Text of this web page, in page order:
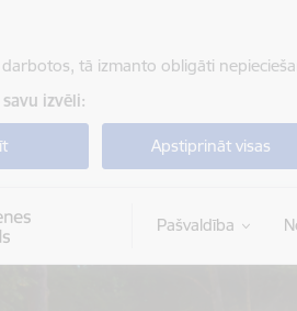
tā izmanto obligāti
izvēli:
Apstiprināt visas
Pašvaldība